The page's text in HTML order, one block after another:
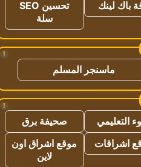
باك لينك
تحسين SEO
سلة
!
ماسنجر المسلم
!
التعليمي
صحيفة برق
اشراقات
موقع اشراق اون
لاين